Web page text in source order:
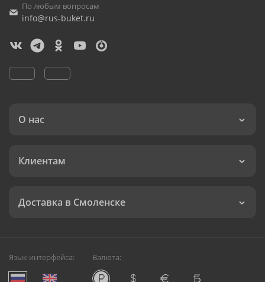
По любым вопросам
info@rus-buket.ru
О нас
Клиентам
Доставка в Смоленске
Язык интерфейса: Валюта: